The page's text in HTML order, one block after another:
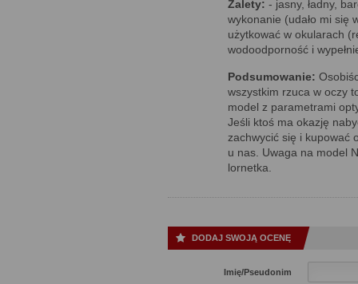
Zalety: - jasny, ładny,
wykonanie (udało mi się
użytkować w okularach
wodoodporność i
Podsumowanie:
wszystkim rzuca w oczy
model z parametrami
Jeśli ktoś ma okazję
zachwycić się i kupować
u nas. Uwaga na model
lornetka.
DODAJ SWOJĄ OCENĘ
Imię/Pseudonim